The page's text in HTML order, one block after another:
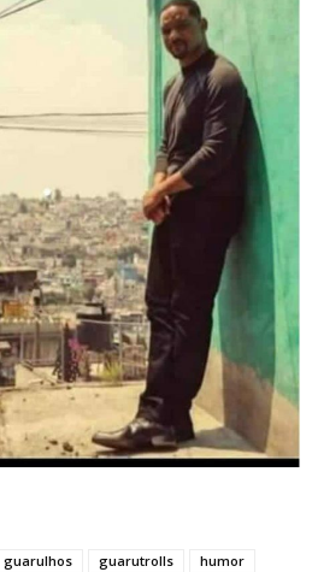
guarulhos guarutrolls
humor